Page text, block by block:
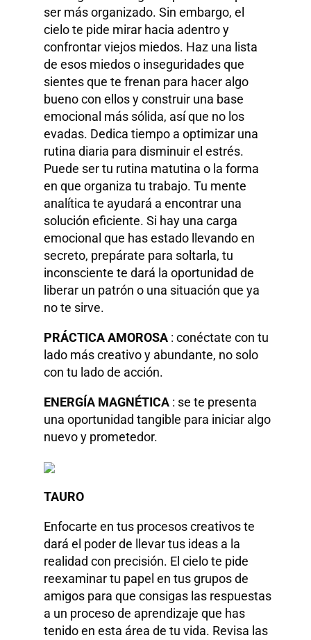
ser más organizado. Sin embargo, el
cielo te pide mirar hacia adentro y
confrontar viejos miedos. Haz una lista
de esos miedos o inseguridades que
sientes que te frenan para hacer algo
bueno con ellos y construir una base
emocional más sólida, así que no los
evadas. Dedica tiempo a optimizar una
rutina diaria para disminuir el estrés.
Puede ser tu rutina matutina o la forma
en que organiza tu trabajo. Tu mente
analítica te ayudará a encontrar una
solución eficiente. Si hay una carga
emocional que has estado llevando en
secreto, prepárate para soltarla, tu
inconsciente te dará la oportunidad de
liberar un patrón o una situación que ya
no te sirve.
PRÁCTICA AMOROSA : conéctate con tu
lado más creativo y abundante, no solo
con tu lado de acción.
ENERGÍA MAGNÉTICA : se te presenta
una oportunidad tangible para iniciar algo
nuevo y prometedor.
TAURO
Enfocarte en tus procesos creativos te
dará el poder de llevar tus ideas a la
realidad con precisión. El cielo te pide
reexaminar tu papel en tus grupos de
amigos para que consigas las respuestas
a un proceso de aprendizaje que has
tenido en esta área de tu vida. Revisa las